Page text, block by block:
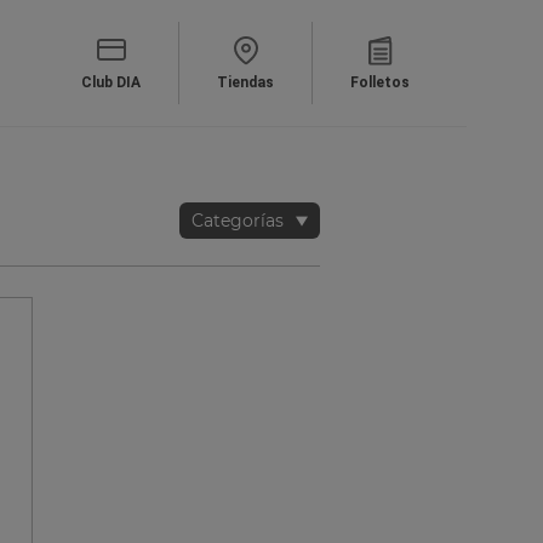
Club DIA Tiendas Folletos
Categorías